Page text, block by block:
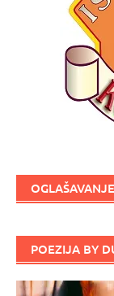
OGLAŠAVANJE
POEZIJA BY